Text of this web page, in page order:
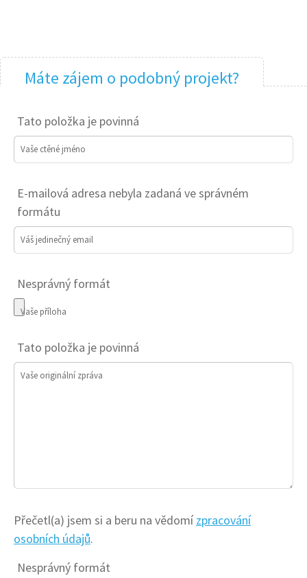
Máte zájem o podobný projekt?
Tato položka je povinná
Vaše ctěné jméno
E-mailová adresa nebyla zadaná ve správném
formátu
Váš jedinečný email
Nesprávný formát
Vaše příloha
Tato položka je povinná
Vaše originální zpráva
Přečetl(a) jsem si a beru na vědomí zpracování
osobních údajů.
Nesprávný formát